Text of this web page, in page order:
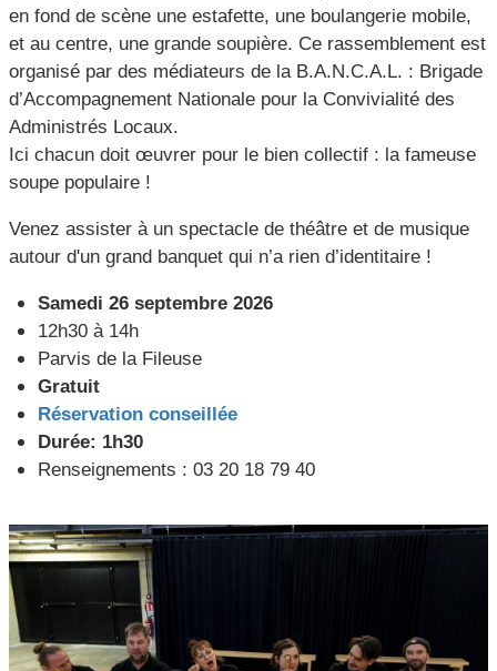
en fond de scène une estafette, une boulangerie mobile,
et au centre, une grande soupière. Ce rassemblement est
organisé par des médiateurs de la B.A.N.C.A.L. : Brigade
d’Accompagnement Nationale pour la Convivialité des
Administrés Locaux.
Ici chacun doit œuvrer pour le bien collectif : la fameuse
soupe populaire !
Venez assister à un spectacle de théâtre et de musique
autour d'un grand banquet qui n’a rien d’identitaire !
Samedi 26 septembre 2026
12h30 à 14h
Parvis de la Fileuse
Gratuit
Réservation conseillée
Durée: 1h30
Renseignements : 03 20 18 79 40